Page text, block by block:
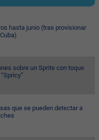
hasta junio (tras provisionar
sobre un Sprite con toque
que se pueden detectar a